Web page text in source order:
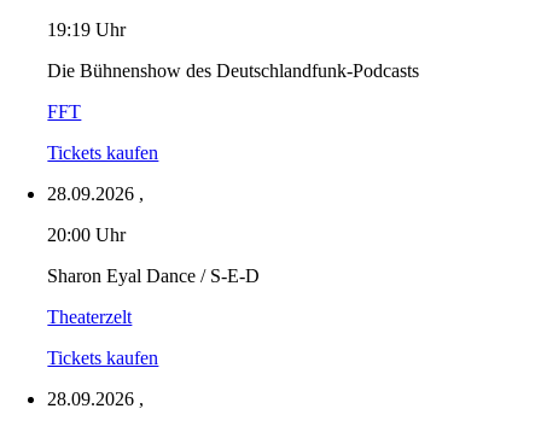
19:19 Uhr
Die Bühnenshow des Deutschlandfunk-Podcasts
FFT
Tickets kaufen
28.09.2026 ,
20:00 Uhr
Sharon Eyal Dance / S-E-D
Theaterzelt
Tickets kaufen
28.09.2026 ,